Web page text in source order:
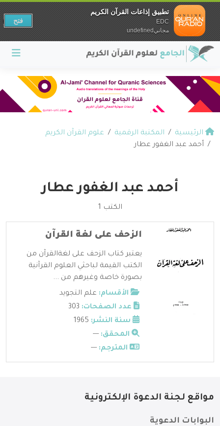
الرئيسية المكتبة الرقمية
علوم القرآن الكريم
أحمد عبد الغفور عطار
أحمد عبد الغفور عطار
الكتب 1
الزحف على لغة القرآن
يعتبر كتاب الزحف على لغةالقرآن من
الكتب القيمة لباحثي العلوم القرآنية
بصورة خاصة وغيرهم من ...
الأقسام: علم التجويد
عدد الصفحات:
سنة النشر:
المحقق: ---
المترجم: ---
مواقع لجنة الدعوة الإلكترونية
البوابات الدعوية
تطبيق إذاعات القرآن الكريم
EDC
مجانيundefined
فتح